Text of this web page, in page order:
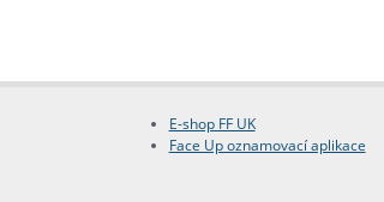
E-shop FF UK
Face Up oznamovací aplikace